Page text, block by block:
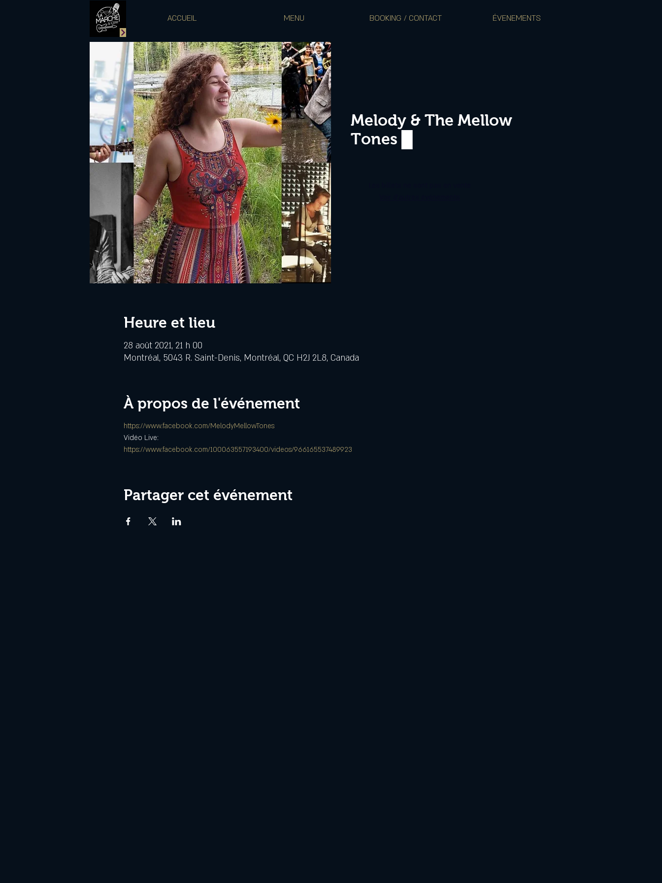
ACCUEIL MENU BOOKING / CONTACT ÉVENEMENTS
Melody & The Mellow
Tones █
Heure et lieu
28 août 2021, 21 h 00
Montréal, 5043 R. Saint-Denis, Montréal, QC H2J 2L8, Canada
À propos de l'événement
https://www.facebook.com/MelodyMellowTones
Vidéo Live:
https://www.facebook.com/100063557193400/videos/966165537489923
Partager cet événement